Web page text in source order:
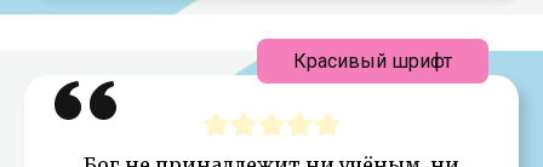
Красивый шрифт